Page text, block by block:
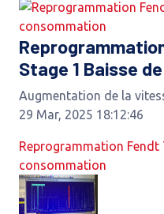
Stage 1 Baisse
Augmentation de la
29 Mar, 2025 18:12:46
Reprogrammation Fendt
consommation